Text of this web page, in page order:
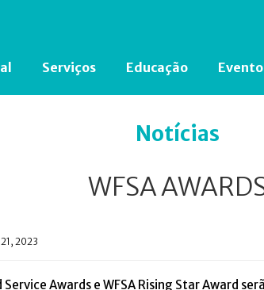
Serviços Educação
Notícias
WFSA
2023
Awards e WFSA Rising Star Award